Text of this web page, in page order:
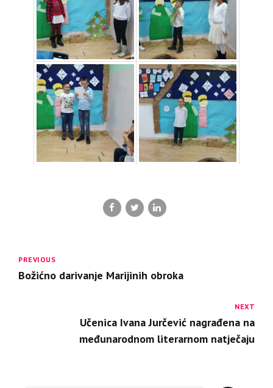
PREVIOUS
Božićno darivanje Marijinih obroka
NEXT
Učenica Ivana Jurčević nagrađena na
međunarodnom literarnom natječaju